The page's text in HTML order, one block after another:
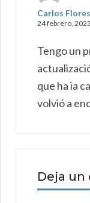
Carlos Flores
24 febrero, 2023
Tengo un
que ha ia
volvió a
Deja